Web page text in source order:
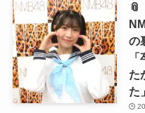
📎
の
た
た」